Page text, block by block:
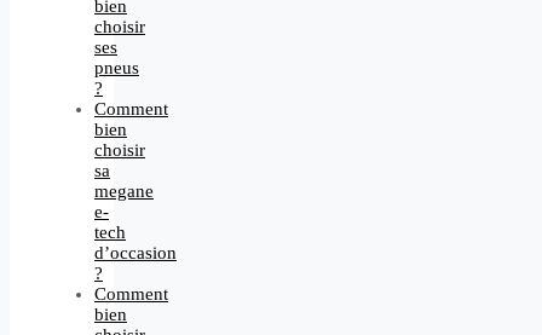
bien
choisir
ses
pneus
?
Comment
bien
choisir
sa
megane
e-
tech
d’occasion
?
Comment
bien